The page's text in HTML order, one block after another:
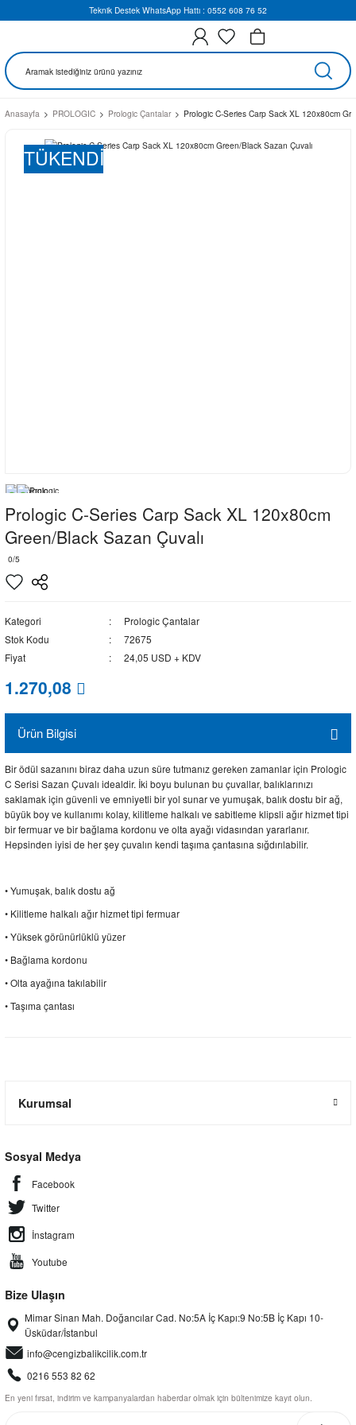
Teknik Destek WhatsApp Hattı : 0552 608 76 52
Anasayfa PROLOGIC Prologic Çantalar Prologic C-Series Carp Sack XL 120x80cm
TÜKENDİ
Prologic C-Series Carp Sack XL 120x80cm
Green/Black Sazan Çuvalı
0/5
Kategori
Prologic Çantalar
Stok Kodu
72675
Fiyat
24,05 USD + KDV
1.270,08
Ürün Bilgisi
Bir ödül sazanını biraz daha uzun süre tutmanız gereken zamanlar için Prologic
C Serisi Sazan Çuvalı idealdir. İki boyu bulunan bu çuvallar, balıklarınızı
saklamak için güvenli ve emniyetli bir yol sunar ve yumuşak, balık dostu bir ağ,
büyük boy ve kullanımı kolay, kilitleme halkalı ve sabitleme klipsli ağır hizmet tipi
bir fermuar ve bir bağlama kordonu ve olta ayağı vidasından yararlanır.
Hepsinden iyisi de her şey çuvalın kendi taşıma çantasına sığdırılabilir.
• Yumuşak, balık dostu ağ
• Kilitleme halkalı ağır hizmet tipi fermuar
• Yüksek görünürlüklü yüzer
• Bağlama kordonu
• Olta ayağına takılabilir
• Taşıma çantası
Kurumsal
Sosyal Medya
Facebook
Twitter
İnstagram
Youtube
Bize Ulaşın
Mimar Sinan Mah. Doğancılar Cad. No:5A İç Kapı:9 No:5B İç Kapı 10-
Üsküdar/İstanbul
info@cengizbalikcilik.com.tr
0216 553 82 62
En yeni fırsat, indirim ve kampanyalardan haberdar olmak için bültenimize kayıt olun.